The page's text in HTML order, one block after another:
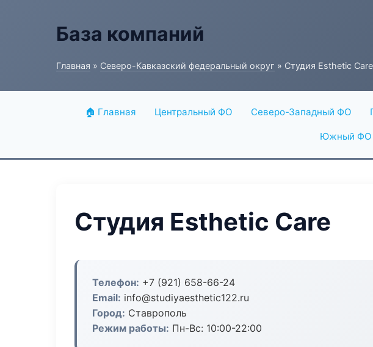
База компаний
Главная » Северо-Кавказский федеральный округ » Студия Esthetic Care
🏠 Главная Центральный ФО Северо-Западный ФО
Южный ФО
Студия Esthetic Care
Телефон: +7 (921) 658-66-24
Email: info@studiyaesthetic122.ru
Город: Ставрополь
Режим работы: Пн-Вс: 10:00-22:00